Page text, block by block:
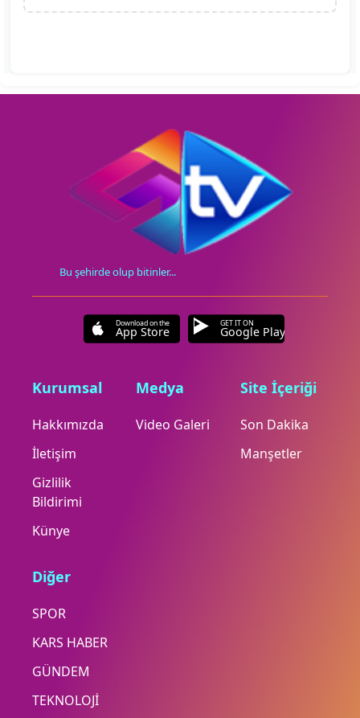
Bu şehirde olup bitinler...
Download on the
App Store
GET IT ON
Google Play
Kurumsal
Hakkımızda
İletişim
Gizlilik
Bildirimi
Künye
Medya
Video Galeri
Site İçeriği
Son Dakika
Manşetler
Diğer
SPOR
KARS HABER
GÜNDEM
TEKNOLOJİ